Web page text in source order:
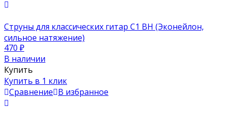
Струны для классических гитар C1 BH (Эконейлон,
сильное натяжение)
470 ₽
В наличии
Купить
Купить в 1 клик
Сравнение В избранное